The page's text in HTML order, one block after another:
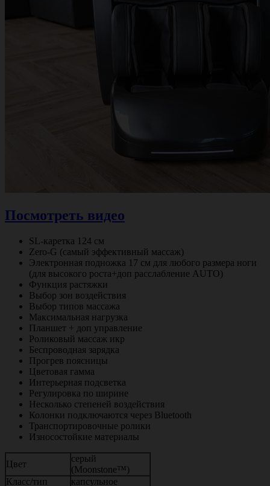
Посмотреть видео
SL-каретка 124 см
Zero-G (самый эффективный массаж)
Электронная подножка 17 см для любого размера ноги
(для высокого роста+доп расслабление AUTO)
Функция растяжки
Выбор зон воздействия
Выбор типов массажа
Максимальная нагрузка
Планшет + доп управление
Роликовый массаж икр
Беспроводная зарядка
Прогрев поясницы
Цветовая гамма
Интерьерная подсветка
Регулировка по ширине
Несколько степеней воздействия
Колонки подключаются через Bluetooth
Транспортировочные ролики
Износостойкие материалы
Цвет
серый
(Moonstone™)
Класс/тип
капсульное